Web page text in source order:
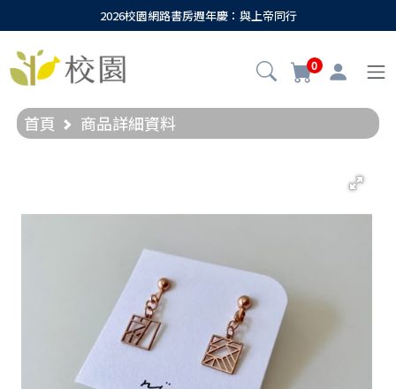
2026校園網路書房週年慶：與上帝同行
0
首頁 商品詳細資料